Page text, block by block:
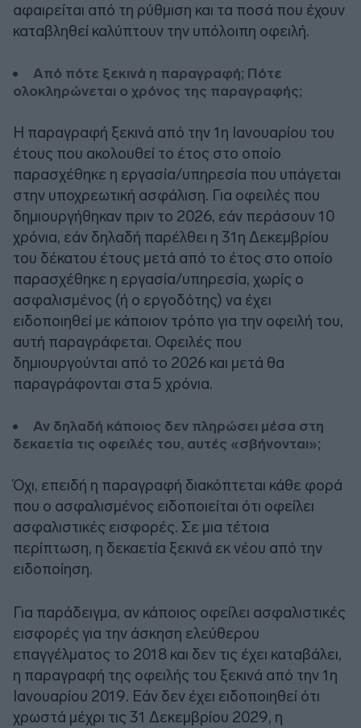
αφαιρείται από τη ρύθμιση και τα ποσά που έχουν
καταβληθεί καλύπτουν την υπόλοιπη οφειλή.
Από πότε ξεκινά η παραγραφή; Πότε
ολοκληρώνεται ο χρόνος της παραγραφής;
Η παραγραφή ξεκινά από την 1η Ιανουαρίου του
έτους που ακολουθεί το έτος στο οποίο
παρασχέθηκε η εργασία/υπηρεσία που υπάγεται
στην υποχρεωτική ασφάλιση. Για οφειλές που
δημιουργήθηκαν πριν το 2026, εάν περάσουν 10
χρόνια, εάν δηλαδή παρέλθει η 31η Δεκεμβρίου
του δέκατου έτους μετά από το έτος στο οποίο
παρασχέθηκε η εργασία/υπηρεσία, χωρίς ο
ασφαλισμένος (ή ο εργοδότης) να έχει
ειδοποιηθεί με κάποιον τρόπο για την οφειλή του,
αυτή παραγράφεται. Οφειλές που
δημιουργούνται από το 2026 και μετά θα
παραγράφονται στα 5 χρόνια.
Αν δηλαδή κάποιος δεν πληρώσει μέσα στη
δεκαετία τις οφειλές του, αυτές «σβήνονται»;
Όχι, επειδή η παραγραφή διακόπτεται κάθε φορά
που ο ασφαλισμένος ειδοποιείται ότι οφείλει
ασφαλιστικές εισφορές. Σε μια τέτοια
περίπτωση, η δεκαετία ξεκινά εκ νέου από την
ειδοποίηση.
Για παράδειγμα, αν κάποιος οφείλει ασφαλιστικές
εισφορές για την άσκηση ελεύθερου
επαγγέλματος το 2018 και δεν τις έχει καταβάλει,
η παραγραφή της οφειλής του ξεκινά από την 1η
Ιανουαρίου 2019. Εάν δεν έχει ειδοποιηθεί ότι
χρωστά μέχρι τις 31 Δεκεμβρίου 2029, η